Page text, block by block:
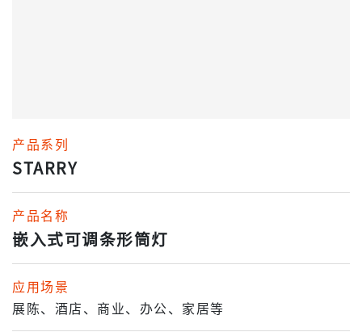
产品系列
STARRY
产品名称
嵌入式可调条形筒灯
应用场景
展陈、酒店、商业、办公、家居等